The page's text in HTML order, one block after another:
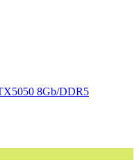
8Gb/DDR5